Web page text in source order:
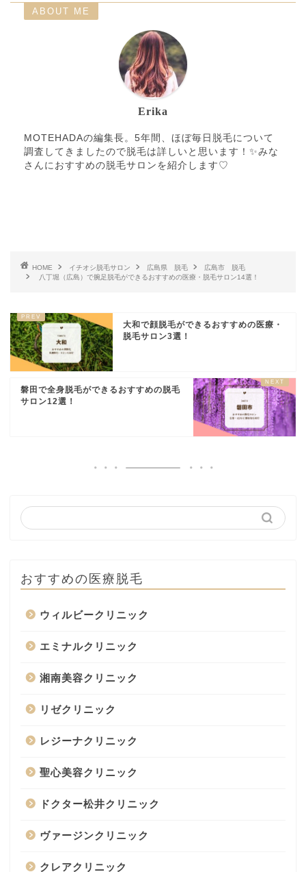
ABOUT ME
Erika
MOTEHADAの編集長。5年間、ほぼ毎日脱毛について
調査してきましたので脱毛は詳しいと思います！✨みな
さんにおすすめの脱毛サロンを紹介します♡
HOME イチオシ脱毛サロン 広島県 脱毛
広島市 脱毛
八丁堀（広島）で腕足脱毛ができるおすすめの医療・脱毛サロン14選！
大和で顔脱毛ができるおすすめの医療・
脱毛サロン3選！
磐田で全身脱毛ができるおすすめの脱毛
サロン12選！
おすすめの医療脱毛
ウィルビークリニック
エミナルクリニック
湘南美容クリニック
リゼクリニック
レジーナクリニック
聖心美容クリニック
ドクター松井クリニック
ヴァージンクリニック
クレアクリニック